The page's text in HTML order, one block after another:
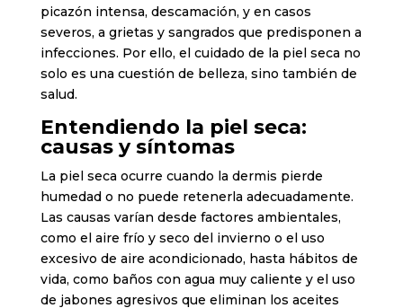
picazón intensa, descamación, y en casos
severos, a grietas y sangrados que predisponen a
infecciones. Por ello, el cuidado de la piel seca no
solo es una cuestión de belleza, sino también de
salud.
Entendiendo la piel seca:
causas y síntomas
La piel seca ocurre cuando la dermis pierde
humedad o no puede retenerla adecuadamente.
Las causas varían desde factores ambientales,
como el aire frío y seco del invierno o el uso
excesivo de aire acondicionado, hasta hábitos de
vida, como baños con agua muy caliente y el uso
de jabones agresivos que eliminan los aceites